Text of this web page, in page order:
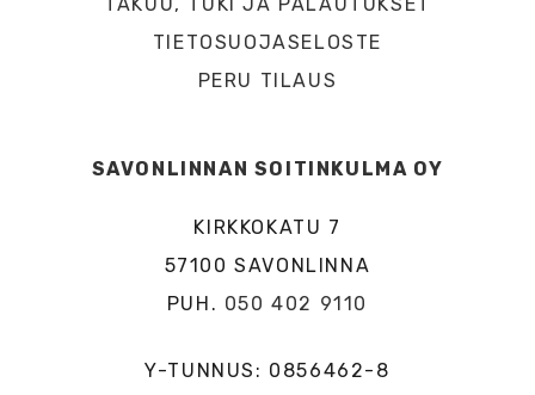
TIETOSUOJASELOSTE
PERU TILAUS
SAVONLINNAN SOITINKULMA OY
KIRKKOKATU 7
57100 SAVONLINNA
PUH. 050 402 9110
Y-TUNNUS: 0856462-8